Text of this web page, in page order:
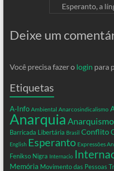
Esperanto, a
Deixe um
Você precisa fazer o login para
Etiquetas
A-Info Ambiental Anarcosindicalismo
Anarquia Anarquismo
Barricada Libertária Brasil Conflito
English Esperanto Expressões
Fenikso Nigra Internacio
Memória Movimento das Pessoas